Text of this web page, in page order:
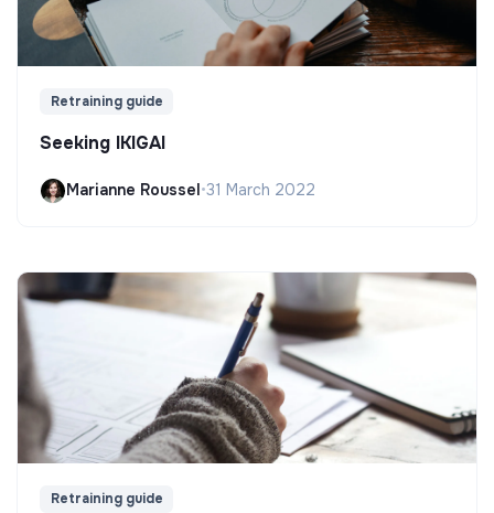
Retraining guide
Seeking IKIGAI
Marianne Roussel •31 March 2022
Retraining guide